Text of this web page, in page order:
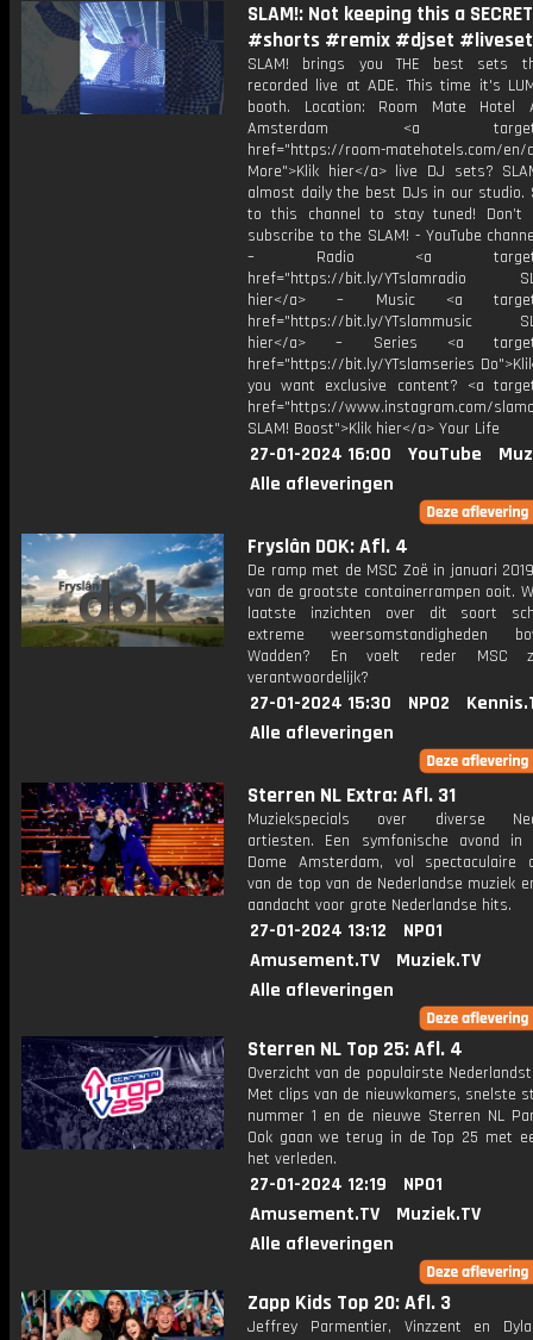
SLAM!: Not keeping this a
#shorts #remix #djset #liveset
SLAM! brings you THE best sets
recorded live at ADE. This time it's
booth. Location: Room Mate Hotel
Amsterdam <a
href="https://room-matehotels.com/en/
More">Klik hier</a> live DJ sets?
almost daily the best DJs in our studio.
to this channel to stay tuned! Don’t
subscribe to the SLAM! - YouTube
– Radio <a
href="https://bit.ly/YTslamradio
hier</a> – Music <a
href="https://bit.ly/YTslammusic
hier</a> – Series <a
href="https://bit.ly/YTslamseries
you want exclusive content? <a
href="https://www.instagram.com/
SLAM! Boost">Klik hier</a> Your Life
27-01-2024 16:00 YouTube
Alle afleveringen
Fryslân DOK: Afl. 4
De ramp met de MSC Zoë in januari
van de grootste containerrampen ooit.
laatste inzichten over dit soort
extreme weersomstandigheden
Wadden? En voelt reder MSC
verantwoordelijk?
27-01-2024 15:30 NPO2
Alle afleveringen
Sterren NL Extra: Afl. 31
Muziekspecials over diverse
artiesten. Een symfonische avond in
Dome Amsterdam, vol spectaculaire
van de top van de Nederlandse muziek
aandacht voor grote Nederlandse hits.
27-01-2024 13:12
NPO1
Amusement.TV
Muziek.TV
Alle afleveringen
Sterren NL Top 25: Afl. 4
Overzicht van de populairste
Met clips van de nieuwkomers, snelste
nummer 1 en de nieuwe Sterren NL
Ook gaan we terug in de Top 25 met
het verleden.
27-01-2024 12:19
NPO1
Amusement.TV
Muziek.TV
Alle afleveringen
Zapp Kids Top 20: Afl. 3
Jeffrey Parmentier, Vinzzent en